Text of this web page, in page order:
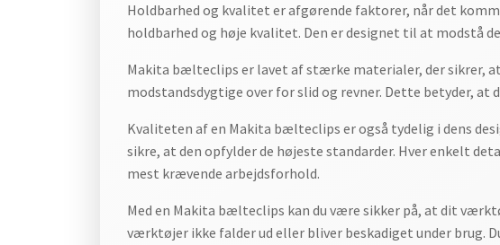
Holdbarhed og kvalitet er afgørende faktorer, når det
holdbarhed og høje kvalitet. Den er designet til at modstå
Makita bælteclips er lavet af stærke materialer, der sikrer,
modstandsdygtige over for slid og revner. Dette betyder, at
Kvaliteten af en Makita bælteclips er også tydelig i dens
sikre, at den opfylder de højeste standarder. Hver enkelt
mest krævende arbejdsforhold.
Med en Makita bælteclips kan du være sikker på, at dit
værktøjer ikke falder ud eller bliver beskadiget under brug.